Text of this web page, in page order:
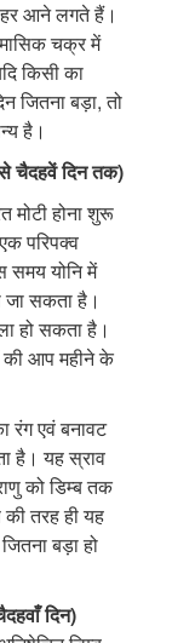
आने लगते हैं।
चक्र में
किसी का
जितना बड़ा, तो
है।
चैदहवें दिन तक)
मोटी होना शुरू
परिपक्व
समय योनि में
जा सकता है।
हो सकता है।
आप महीने के
रंग एवं बनावट
है। यह स्राव
को डिम्ब तक
तरह ही यह
बड़ा हो
दिन)